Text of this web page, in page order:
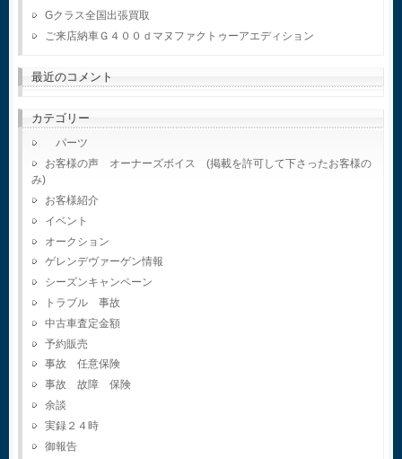
Gクラス全国出張買取
ご来店納車Ｇ４００ｄマヌファクトゥーアエディション
最近のコメント
カテゴリー
パーツ
お客様の声 オーナーズボイス (掲載を許可して下さったお客様の
み)
お客様紹介
イベント
オークション
ゲレンデヴァーゲン情報
シーズンキャンペーン
トラブル 事故
中古車査定金額
予約販売
事故 任意保険
事故 故障 保険
余談
実録２４時
御報告